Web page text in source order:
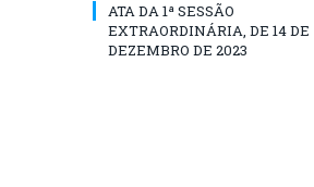
ATA DA 1ª SESSÃO
EXTRAORDINÁRIA, DE 14 DE
DEZEMBRO DE 2023